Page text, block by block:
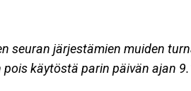
seuran järjestämien muiden
käytöstä parin päivän ajan